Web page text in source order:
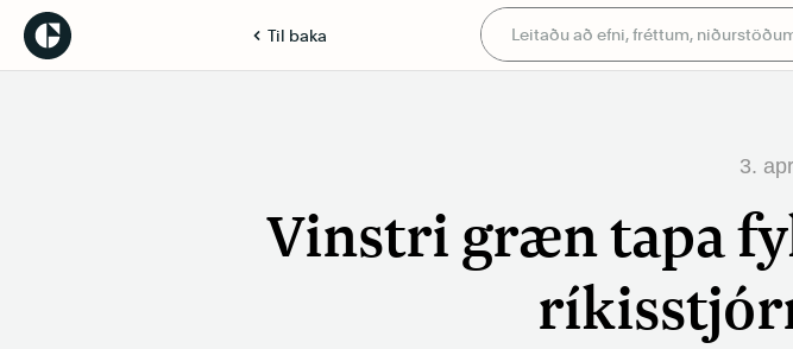
Til baka
3.
Vinstri græn tapa